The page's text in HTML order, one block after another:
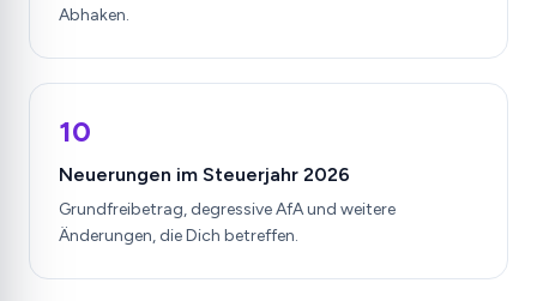
Abhaken.
10
Neuerungen im Steuerjahr 2026
Grundfreibetrag, degressive AfA und weitere
Änderungen, die Dich betreffen.